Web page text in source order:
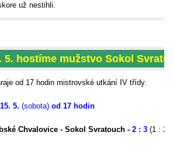
už nestihli.
5. hostíme mužstvo Sokol
od 17 hodin mistrovské utkání IV třídy.
5. (sobota) od 17 hodin
Chvalovice - Sokol Svratouch - 2 : 3 (1 : 2)